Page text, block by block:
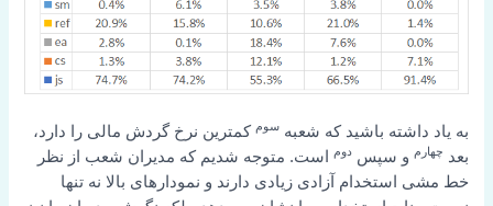
به یاد داشته باشید که شعبهسوم کمترین نرخ گردش مالی را دارد،
بعد چهارم و سپسدوم
است. متوجه شدیم که مدیران شعب از نظر
خط مشی استخدام آزادی زیادی دارند و نمودارهای بالا نه تنها